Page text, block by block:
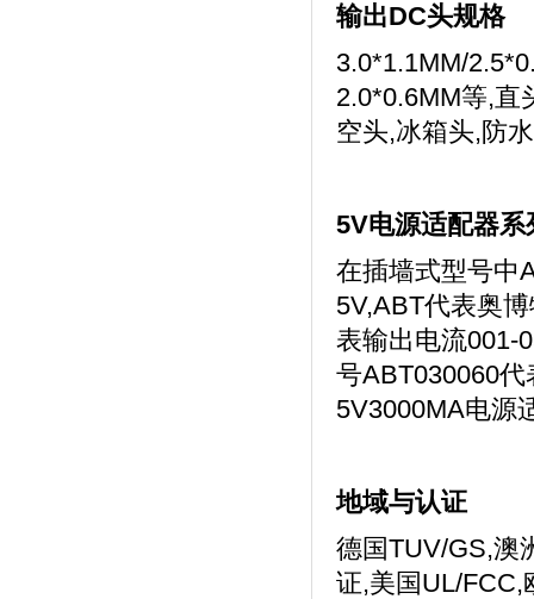
输出DC头规格
3.0*1.1MM/
2.0*0.6MM等,直
空头,冰箱头,防
5V电源适配器系
在插墙式型号中
5V,ABT代表奥
表输出电流001-
号ABT030060
5V3000MA电源
地域与认证
德国TUV/GS,澳
证,美国UL/FCC,